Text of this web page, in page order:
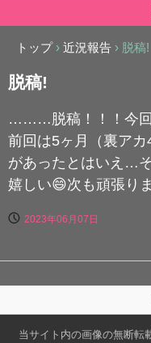
トップ › 近況報告 › 脱稿!
脱稿!
………脱稿！！！今回
前回は5ヶ月（裏ア
があったとはいえ…
嬉しい😄次も頑張り
2023年06月07日
当サイト内の画像の無断転